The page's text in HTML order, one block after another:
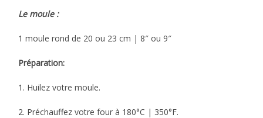
Le moule :
1 moule rond de 20 ou 23 cm | 8″ ou 9″
Préparation:
1. Huilez votre moule.
2. Préchauffez votre four à 180°C | 350°F.